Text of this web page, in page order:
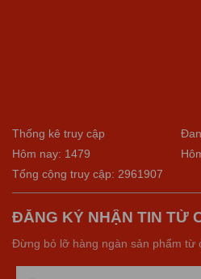
Thống kê truy cập
Hôm nay: 1479
Tổng cộng truy cập: 2961907
ĐĂNG KÝ NHẬN TIN TỪ
Đừng bỏ lỡ hàng ngàn sản phẩm từ